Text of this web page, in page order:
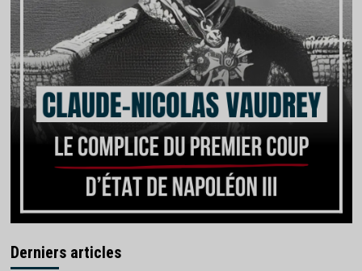
Derniers articles